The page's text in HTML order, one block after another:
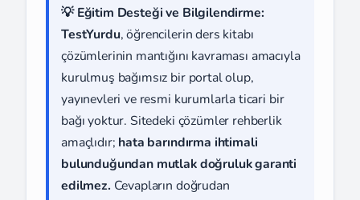
💡 Eğitim Desteği ve Bilgilendirme:
TestYurdu, öğrencilerin ders kitabı
çözümlerinin mantığını kavraması amacıyla
kurulmuş bağımsız bir portal olup,
yayınevleri ve resmi kurumlarla ticari bir
bağı yoktur. Sitedeki çözümler rehberlik
amaçlıdır; hata barındırma ihtimali
bulunduğundan mutlak doğruluk garanti
edilmez. Cevapların doğrudan